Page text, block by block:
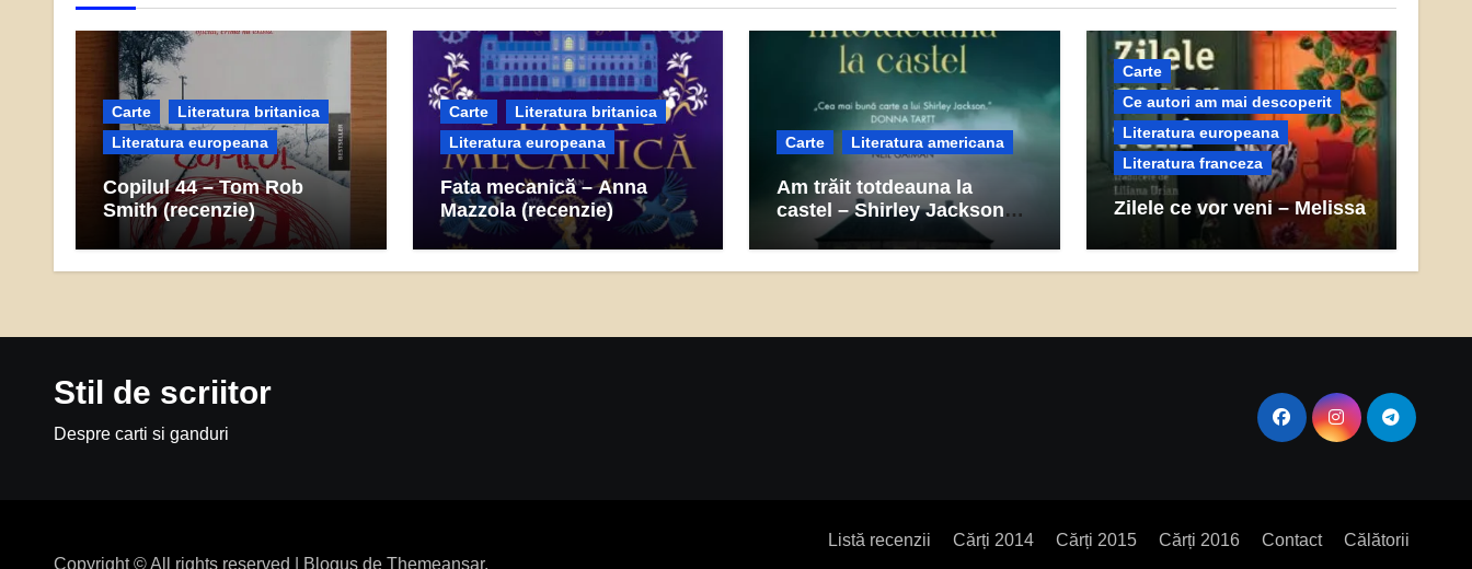
Carte
Literatura britanica
Literatura europeana
Copilul 44 – Tom Rob
Smith (recenzie)
Carte
Literatura britanica
Literatura europeana
Fata mecanică – Anna
Mazzola (recenzie)
Carte Literatura americana
Am trăit totdeauna la
castel – Shirley Jackson
(recenzie)
Carte
Ce autori am mai descoperit
Literatura europeana
Literatura franceza
Zilele ce vor veni – Melissa
Da Costa (recenzie)
Stil de scriitor
Despre carti si ganduri
Copyright © All rights reserved Blogus de Themeansar.
Listă recenzii Cărți 2014 Cărți 2015 Cărți 2016 Contact Călătorii